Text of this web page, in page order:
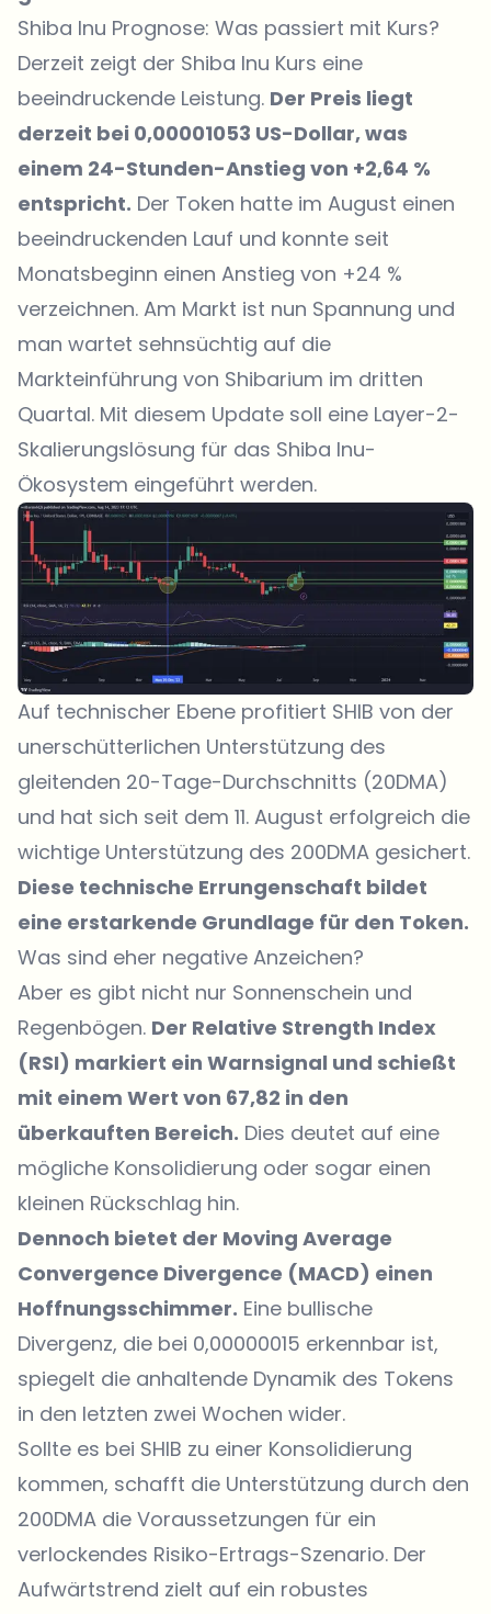
Shiba Inu Prognose: Was passiert mit Kurs?
Derzeit zeigt der Shiba Inu Kurs eine
beeindruckende Leistung. Der Preis liegt
derzeit bei 0,00001053 US-Dollar, was
einem 24-Stunden-Anstieg von +2,64 %
entspricht. Der Token hatte im August einen
beeindruckenden Lauf und konnte seit
Monatsbeginn einen Anstieg von +24 %
verzeichnen. Am Markt ist nun Spannung und
man wartet sehnsüchtig auf die
Markteinführung von Shibarium im dritten
Quartal. Mit diesem Update soll eine Layer-2-
Skalierungslösung für das Shiba Inu-
Ökosystem eingeführt werden.
Auf technischer Ebene profitiert SHIB von der
unerschütterlichen Unterstützung des
gleitenden 20-Tage-Durchschnitts (20DMA)
und hat sich seit dem 11. August erfolgreich die
wichtige Unterstützung des 200DMA gesichert.
Diese technische Errungenschaft bildet
eine erstarkende Grundlage für den Token.
Was sind eher negative Anzeichen?
Aber es gibt nicht nur Sonnenschein und
Regenbögen. Der Relative Strength Index
(RSI) markiert ein Warnsignal und schießt
mit einem Wert von 67,82 in den
überkauften Bereich. Dies deutet auf eine
mögliche Konsolidierung oder sogar einen
kleinen Rückschlag hin.
Dennoch bietet der Moving Average
Convergence Divergence (MACD) einen
Hoffnungsschimmer. Eine bullische
Divergenz, die bei 0,00000015 erkennbar ist,
spiegelt die anhaltende Dynamik des Tokens
in den letzten zwei Wochen wider.
Sollte es bei SHIB zu einer Konsolidierung
kommen, schafft die Unterstützung durch den
200DMA die Voraussetzungen für ein
verlockendes Risiko-Ertrags-Szenario. Der
Aufwärtstrend zielt auf ein robustes